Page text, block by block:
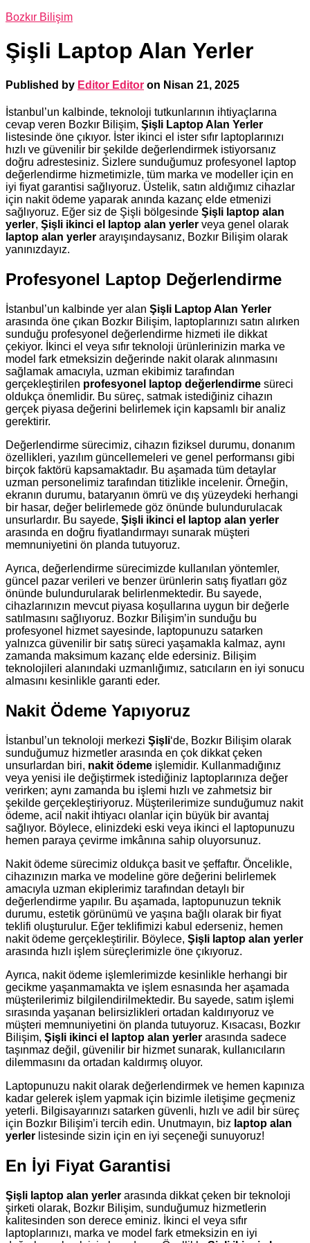
Bozkır Bilişim
Şişli Laptop Alan Yerler
Published by Editor Editor on Nisan 21, 2025
İstanbul’un kalbinde, teknoloji tutkunlarının ihtiyaçlarına
cevap veren Bozkır Bilişim, Şişli Laptop Alan Yerler
listesinde öne çıkıyor. İster ikinci el ister sıfır laptoplarınızı
hızlı ve güvenilir bir şekilde değerlendirmek istiyorsanız
doğru adrestesiniz. Sizlere sunduğumuz profesyonel laptop
değerlendirme hizmetimizle, tüm marka ve modeller için en
iyi fiyat garantisi sağlıyoruz. Üstelik, satın aldığımız cihazlar
için nakit ödeme yaparak anında kazanç elde etmenizi
sağlıyoruz. Eğer siz de Şişli bölgesinde Şişli laptop alan
yerler, Şişli ikinci el laptop alan yerler veya genel olarak
laptop alan yerler arayışındaysanız, Bozkır Bilişim olarak
yanınızdayız.
Profesyonel Laptop Değerlendirme
İstanbul’un kalbinde yer alan Şişli Laptop Alan Yerler
arasında öne çıkan Bozkır Bilişim, laptoplarınızı satın alırken
sunduğu profesyonel değerlendirme hizmeti ile dikkat
çekiyor. İkinci el veya sıfır teknoloji ürünlerinizin marka ve
model fark etmeksizin değerinde nakit olarak alınmasını
sağlamak amacıyla, uzman ekibimiz tarafından
gerçekleştirilen profesyonel laptop değerlendirme süreci
oldukça önemlidir. Bu süreç, satmak istediğiniz cihazın
gerçek piyasa değerini belirlemek için kapsamlı bir analiz
gerektirir.
Değerlendirme sürecimiz, cihazın fiziksel durumu, donanım
özellikleri, yazılım güncellemeleri ve genel performansı gibi
birçok faktörü kapsamaktadır. Bu aşamada tüm detaylar
uzman personelimiz tarafından titizlikle incelenir. Örneğin,
ekranın durumu, bataryanın ömrü ve dış yüzeydeki herhangi
bir hasar, değer belirlemede göz önünde bulundurulacak
unsurlardır. Bu sayede, Şişli ikinci el laptop alan yerler
arasında en doğru fiyatlandırmayı sunarak müşteri
memnuniyetini ön planda tutuyoruz.
Ayrıca, değerlendirme sürecimizde kullanılan yöntemler,
güncel pazar verileri ve benzer ürünlerin satış fiyatları göz
önünde bulundurularak belirlenmektedir. Bu sayede,
cihazlarınızın mevcut piyasa koşullarına uygun bir değerle
satılmasını sağlıyoruz. Bozkır Bilişim’in sunduğu bu
profesyonel hizmet sayesinde, laptopunuzu satarken
yalnızca güvenilir bir satış süreci yaşamakla kalmaz, aynı
zamanda maksimum kazanç elde edersiniz. Bilişim
teknolojileri alanındaki uzmanlığımız, satıcıların en iyi sonucu
almasını kesinlikle garanti eder.
Nakit Ödeme Yapıyoruz
İstanbul’un teknoloji merkezi Şişli‘de, Bozkır Bilişim olarak
sunduğumuz hizmetler arasında en çok dikkat çeken
unsurlardan biri, nakit ödeme işlemidir. Kullanmadığınız
veya yenisi ile değiştirmek istediğiniz laptoplarınıza değer
verirken; aynı zamanda bu işlemi hızlı ve zahmetsiz bir
şekilde gerçekleştiriyoruz. Müşterilerimize sunduğumuz nakit
ödeme, acil nakit ihtiyacı olanlar için büyük bir avantaj
sağlıyor. Böylece, elinizdeki eski veya ikinci el laptopunuzu
hemen paraya çevirme imkânına sahip oluyorsunuz.
Nakit ödeme sürecimiz oldukça basit ve şeffaftır. Öncelikle,
cihazınızın marka ve modeline göre değerini belirlemek
amacıyla uzman ekiplerimiz tarafından detaylı bir
değerlendirme yapılır. Bu aşamada, laptopunuzun teknik
durumu, estetik görünümü ve yaşına bağlı olarak bir fiyat
teklifi oluşturulur. Eğer teklifimizi kabul ederseniz, hemen
nakit ödeme gerçekleştirilir. Böylece, Şişli laptop alan yerler
arasında hızlı işlem süreçlerimizle öne çıkıyoruz.
Ayrıca, nakit ödeme işlemlerimizde kesinlikle herhangi bir
gecikme yaşanmamakta ve işlem esnasında her aşamada
müşterilerimiz bilgilendirilmektedir. Bu sayede, satım işlemi
sırasında yaşanan belirsizlikleri ortadan kaldırıyoruz ve
müşteri memnuniyetini ön planda tutuyoruz. Kısacası, Bozkır
Bilişim, Şişli ikinci el laptop alan yerler arasında sadece
taşınmaz değil, güvenilir bir hizmet sunarak, kullanıcıların
dilemmasını da ortadan kaldırmış oluyor.
Laptopunuzu nakit olarak değerlendirmek ve hemen kapınıza
kadar gelerek işlem yapmak için bizimle iletişime geçmeniz
yeterli. Bilgisayarınızı satarken güvenli, hızlı ve adil bir süreç
için Bozkır Bilişim’i tercih edin. Unutmayın, biz laptop alan
yerler listesinde sizin için en iyi seçeneği sunuyoruz!
En İyi Fiyat Garantisi
Şişli laptop alan yerler arasında dikkat çeken bir teknoloji
şirketi olarak, Bozkır Bilişim, sunduğumuz hizmetlerin
kalitesinden son derece eminiz. İkinci el veya sıfır
laptoplarınızı, marka ve model fark etmeksizin en iyi